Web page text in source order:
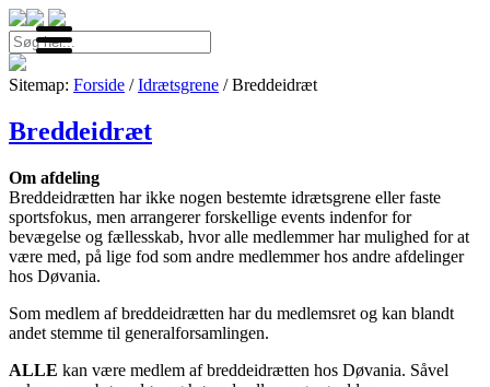
Søg
efter:
Sitemap: Forside /Idrætsgrene / Breddeidræt
Breddeidræt
Om afdeling
Breddeidrætten har ikke nogen bestemte idrætsgrene eller faste
sportsfokus, men arrangerer forskellige events indenfor for
bevægelse og fællesskab, hvor alle medlemmer har mulighed for at
være med, på lige fod som andre medlemmer hos andre afdelinger
hos Døvania.
Som medlem af breddeidrætten har du medlemsret og kan blandt
andet stemme til generalforsamlingen.
ALLE kan være medlem af breddeidrætten hos Døvania. Såvel